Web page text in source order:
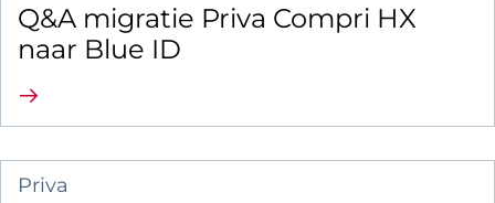
Q&A migratie Priva Compri HX
naar Blue ID
Lees verder
Priva